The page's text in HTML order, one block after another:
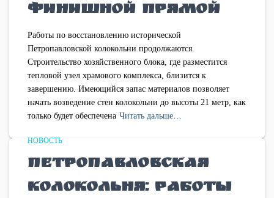
финишной прямой
Работы по восстановлению исторической
Петропавловской колокольни продолжаются.
Строительство хозяйственного блока, где разместится
тепловой узел храмового комплекса, близится к
завершению. Имеющийся запас материалов позволяет
начать возведение стен колокольни до высоты 21 метр, как
только будет обеспечена Читать дальше…
НОВОСТЬ
Петропавловская
колокольня: работы